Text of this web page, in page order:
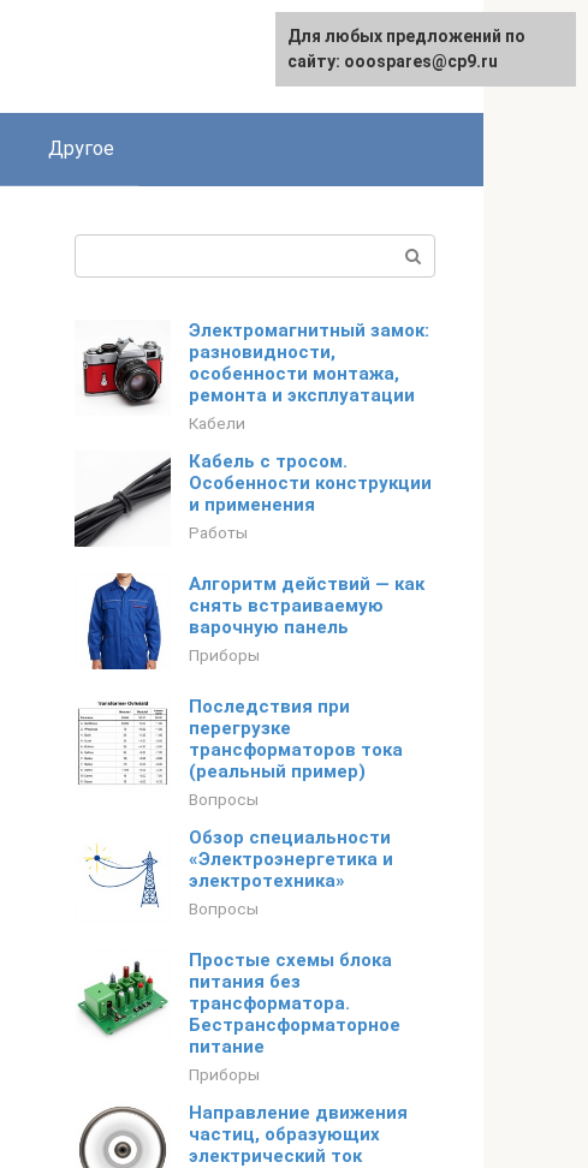
English
Другое
Электромагнитный замок:
разновидности,
особенности монтажа,
ремонта и эксплуатации
Кабели
Кабель с тросом.
Особенности конструкции
и применения
Работы
Алгоритм действий — как
снять встраиваемую
варочную панель
Приборы
Последствия при
перегрузке
трансформаторов тока
(реальный пример)
Вопросы
Обзор специальности
«Электроэнергетика и
электротехника»
Вопросы
Простые схемы блока
питания без
трансформатора.
Бестрансформаторное
питание
Приборы
Направление движения
частиц, образующих
электрический ток
Для любых предложений по
сайту: ooospares@cp9.ru